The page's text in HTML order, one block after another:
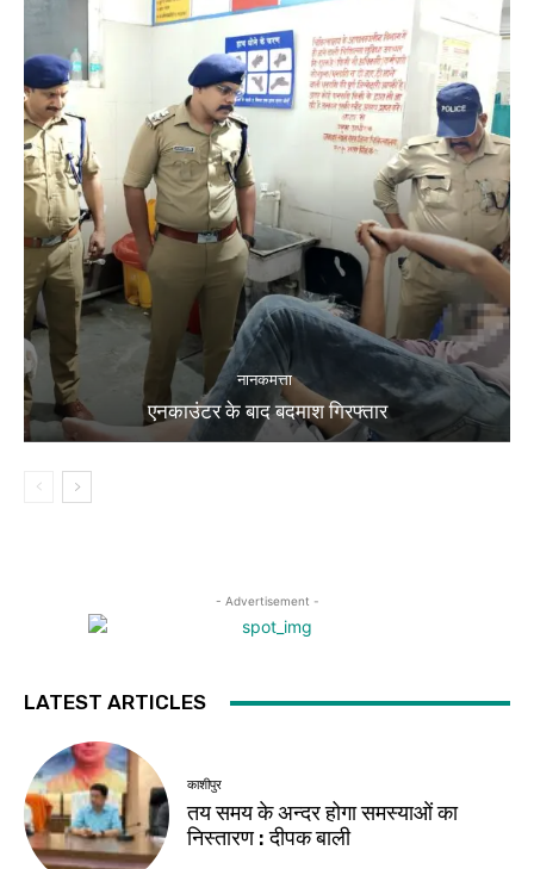
नानकमत्ता
एनकाउंटर के बाद बदमाश गिरफ्तार
- Advertisement -
LATEST ARTICLES
काशीपुर
तय समय के अन्दर होगा समस्याओं का
निस्तारण : दीपक बाली